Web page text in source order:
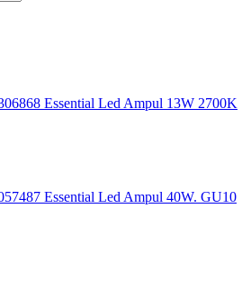
Essential Led Ampul 13W 2700K
Essential Led Ampul 40W. GU10